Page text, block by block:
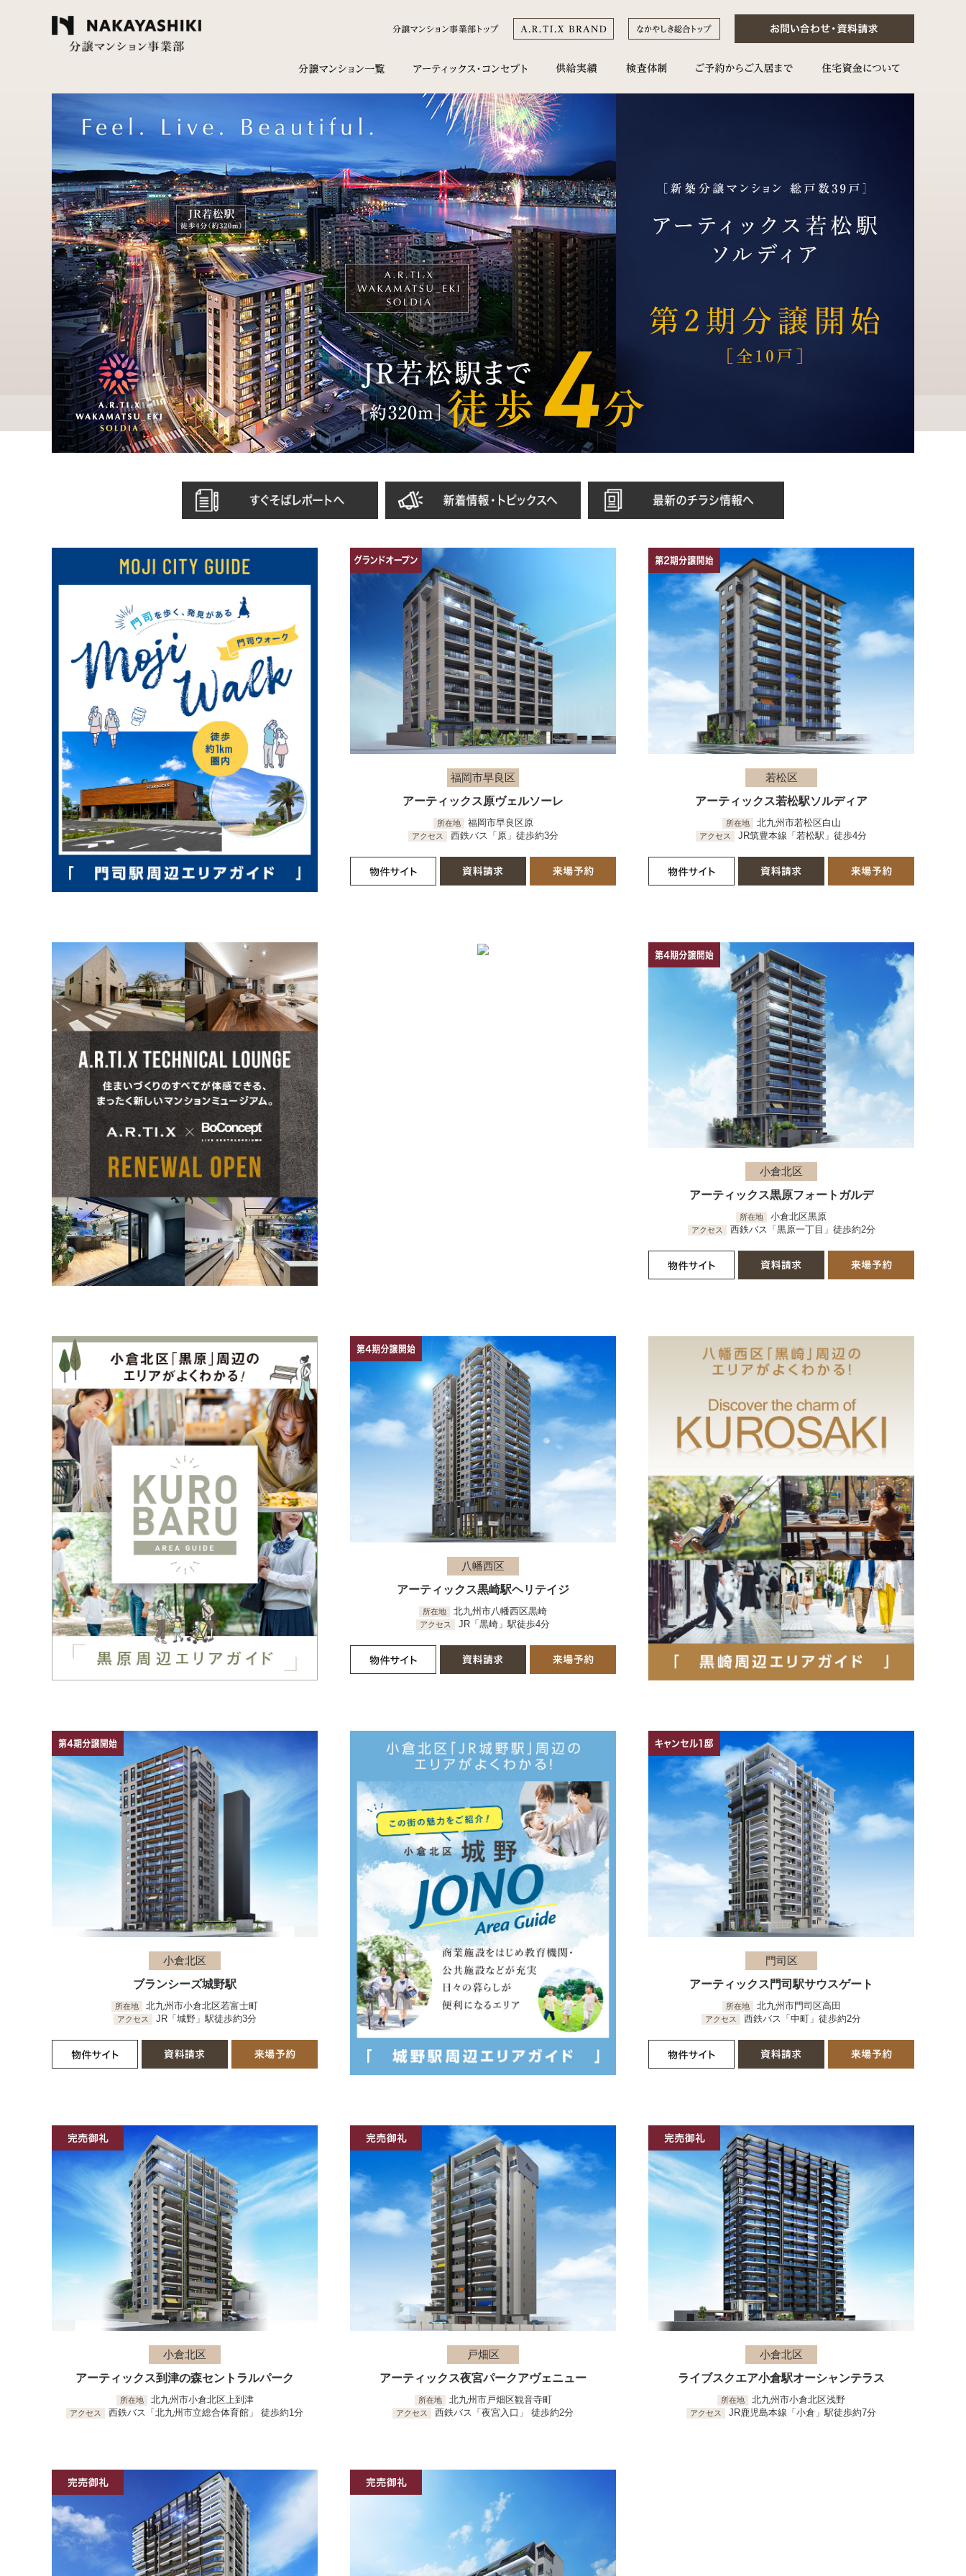
福岡市早良区
アーティックス原ヴェルソーレ
所在地 福岡市早良区原
アクセス 西鉄バス「原」徒歩約3分
若松区
アーティックス若松駅ソルディア
所在地 北九州市若松区白山
アクセス JR筑豊本線「若松駅」徒歩4分
小倉北区
アーティックス黒原フォートガルデ
所在地 小倉北区黒原
アクセス 西鉄バス「黒原一丁目」徒歩約2分
八幡西区
アーティックス黒崎駅ヘリテイジ
所在地 北九州市八幡西区黒崎
アクセス JR「黒崎」駅徒歩4分
小倉北区
ブランシーズ城野駅
所在地 北九州市小倉北区若富士町
アクセス JR「城野」駅徒歩約3分
門司区
アーティックス門司駅サウスゲート
所在地 北九州市門司区高田
アクセス 西鉄バス「中町」徒歩約2分
小倉北区
アーティックス到津の森セントラルパーク
所在地 北九州市小倉北区上到津
アクセス 西鉄バス「北九州市立総合体育館」 徒歩約1分
戸畑区
アーティックス夜宮パークアヴェニュー
所在地 北九州市戸畑区観音寺町
アクセス 西鉄バス「夜宮入口」 徒歩約2分
小倉北区
ライブスクエア小倉駅オーシャンテラス
所在地 北九州市小倉北区浅野
アクセス JR鹿児島本線「小倉」駅徒歩約7分